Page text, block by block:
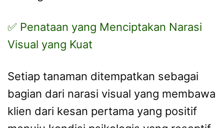
✅ Penataan yang Menciptakan Narasi
Visual yang Kuat
Setiap tanaman ditempatkan sebagai
bagian dari narasi visual yang membawa
klien dari kesan pertama yang positif